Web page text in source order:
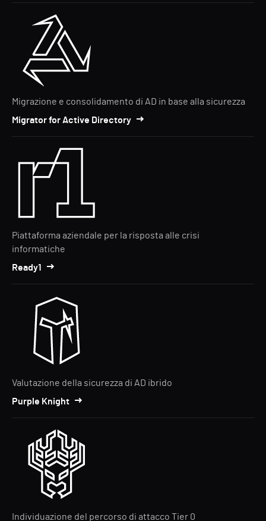
Migrazione e consolidamento di AD in base alla sicurezza
Migrator for Active Directory
Piattaforma aziendale per la risposta alle crisi
informatiche
Ready1
Valutazione della sicurezza di AD ibrido
Purple Knight
Individuazione del percorso di attacco Tier 0